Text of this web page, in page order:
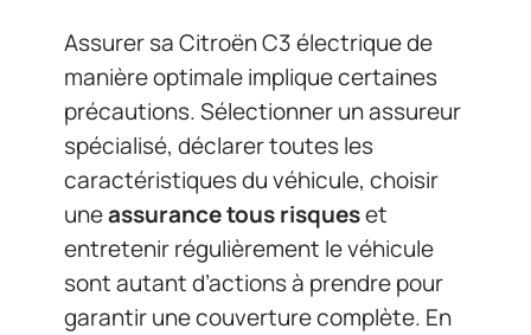
Assurer sa Citroën C3 électrique de
manière optimale implique certaines
précautions. Sélectionner un assureur
spécialisé, déclarer toutes les
caractéristiques du véhicule, choisir
uneassurance tous risqueset
entretenir régulièrement le véhicule
sont autant d’actions à prendre pour
garantir une couverture complète. En